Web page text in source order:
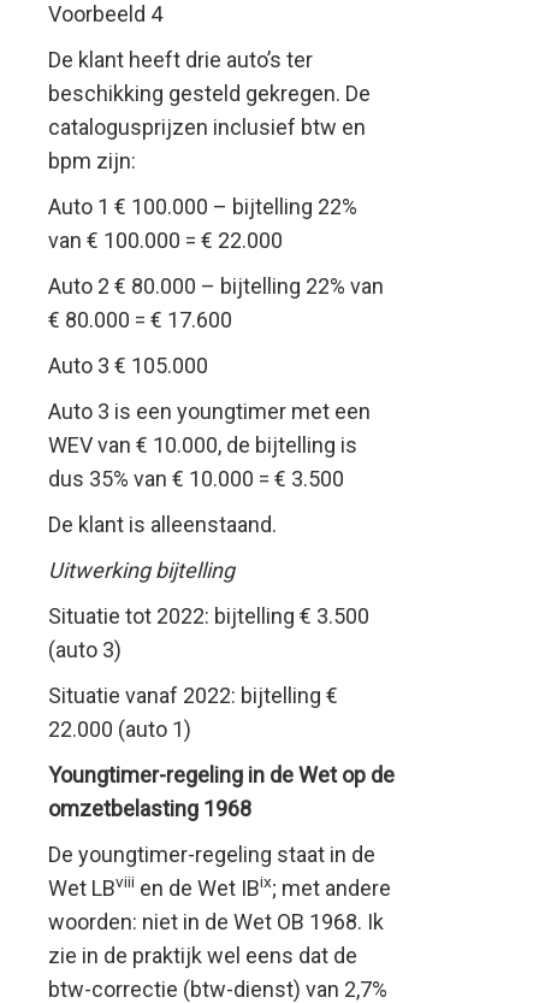
Voorbeeld 4
De klant heeft drie auto’s ter
beschikking gesteld gekregen. De
catalogusprijzen inclusief btw en
bpm zijn:
Auto 1 € 100.000 – bijtelling 22%
van € 100.000 = € 22.000
Auto 2 € 80.000 – bijtelling 22% van
€ 80.000 = € 17.600
Auto 3 € 105.000
Auto 3 is een youngtimer met een
WEV van € 10.000, de bijtelling is
dus 35% van € 10.000 = € 3.500
De klant is alleenstaand.
Uitwerking bijtelling
Situatie tot 2022: bijtelling € 3.500
(auto 3)
Situatie vanaf 2022: bijtelling €
22.000 (auto 1)
Youngtimer-regeling in de Wet op de
omzetbelasting 1968
De youngtimer-regeling staat in de
Wet LBviii en de Wet IBix; met andere
woorden: niet in de Wet OB 1968. Ik
zie in de praktijk wel eens dat de
btw-correctie (btw-dienst) van 2,7%